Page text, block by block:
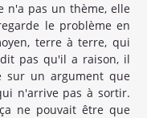
n'a pas un thème, elle
le problème en
terre à terre, qui
pas qu'il a raison, il
sur un argument que
n'arrive pas à sortir.
ne pouvait être que